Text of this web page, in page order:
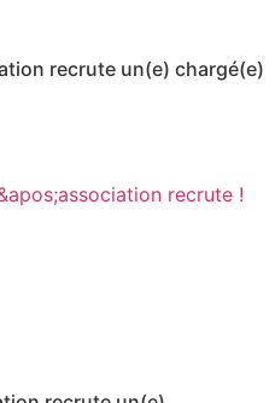
recrute un(e) chargé(e)